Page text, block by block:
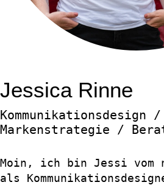
Jessica Rinne
Kommunikationsdesign /
Markenstrategie /
Moin, ich bin Jessi vom
als